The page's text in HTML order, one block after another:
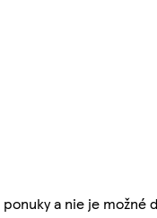
a nie je